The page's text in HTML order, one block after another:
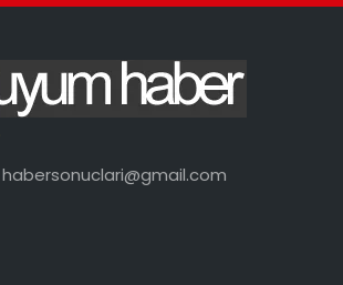
habersonuclari@gmail.com